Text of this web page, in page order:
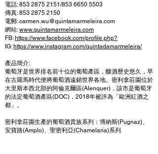
電話: 853 2875 2151/853 6650 5503
傳真: 853 2875 2150
電郵: carmen.wu@quintamarmeleira.com
網站:www.quintamarmeleira.com
FB: https://www.facebook.com/profile.php?
IG: https://www.instagram.com/quintadamarmeleira/
產品簡介:
葡萄牙是世界排名前十位的葡萄產區，釀酒歷史悠久，早
在古羅馬時代便將葡萄酒遠銷世界各地。密利拿莊園位於
大里斯本西北部的阿倫克爾區(Alenquer)，該市是葡萄牙
的法定葡萄酒產區(DOC)，2018年被評為「歐洲紅酒之
都」。
密利拿莊園生產的葡萄酒貴族系列：博納斯(Pugnaz)、
安寶路(Amplo)、聖密利亞(Chamelaria)系列